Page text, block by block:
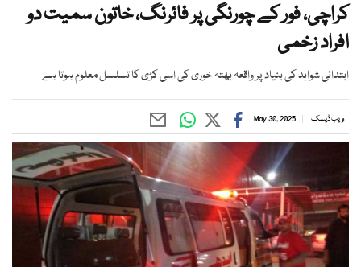
کراچی، فور کے چورنگی پر فائرنگ، خاتون سمیت دو
افراد زخمی
ابتدائی شواہد کی بنیاد پر واقعہ بھتہ خوری کی اسی کڑی کا تسلسل معلوم ہوتا ہے
ویب ڈیسک May 30, 2025